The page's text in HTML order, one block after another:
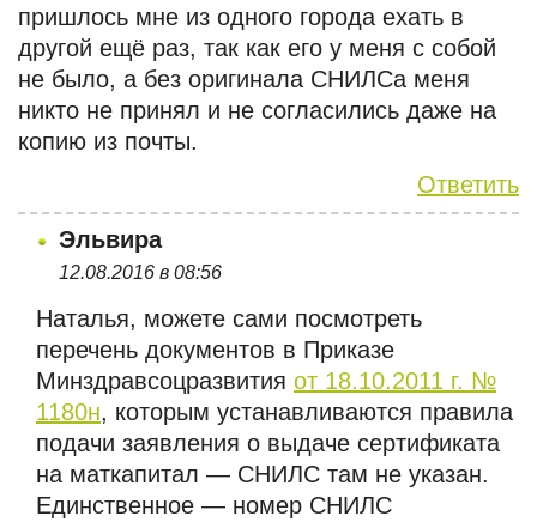
пришлось мне из одного города ехать в
другой ещё раз, так как его у меня с собой
не было, а без оригинала СНИЛСа меня
никто не принял и не согласились даже на
копию из почты.
Ответить
Эльвира
12.08.2016 в 08:56
Наталья, можете сами посмотреть
перечень документов в Приказе
Минздравсоцразвития от 18.10.2011 г. №
1180н, которым устанавливаются правила
подачи заявления о выдаче сертификата
на маткапитал — СНИЛС там не указан.
Единственное — номер СНИЛС